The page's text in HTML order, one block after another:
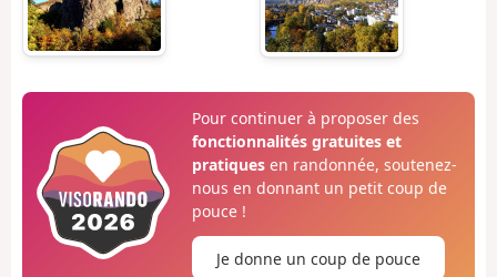
Pour continuer à proposer des
fonctionnalités gratuites et
pratiquesen randonnée, soutenez-
nous en donnant un petit coup de
pouce !
Je donne un coup de pouce